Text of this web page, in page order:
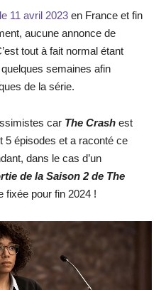
11 avril 2023 en France et fin
aucune annonce de
tout à fait normal étant
semaines afin
de la série.
car The Crash est
5 épisodes et a raconté ce
dans le cas d’un
de la Saison 2 de The
fixée pour fin 2024 !